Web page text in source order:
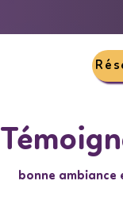
bonne